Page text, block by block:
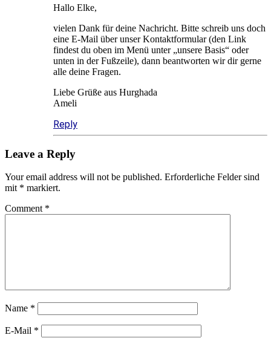
Hallo Elke,
vielen Dank für deine Nachricht. Bitte schreib uns doch
eine E-Mail über unser Kontaktformular (den Link
findest du oben im Menü unter „unsere Basis“ oder
unten in der Fußzeile), dann beantworten wir dir gerne
alle deine Fragen.
Liebe Grüße aus Hurghada
Ameli
Reply
Leave a Reply
Your email address will not be published. Erforderliche Felder sind
mit * markiert.
Comment *
Name *
E-Mail *